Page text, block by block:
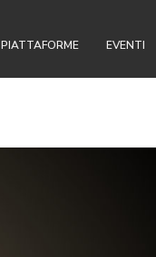
PIATTAFORME EVENTI